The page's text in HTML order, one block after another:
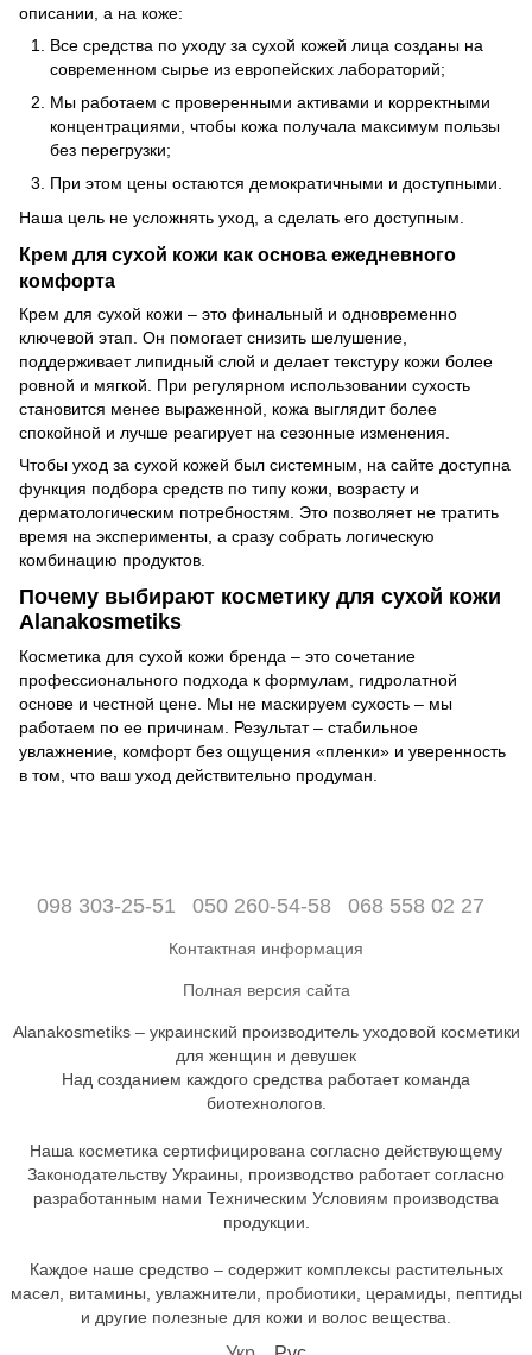
описании, а на коже:
Все средства по уходу за сухой кожей лица созданы на
современном сырье из европейских лабораторий;
Мы работаем с проверенными активами и корректными
концентрациями, чтобы кожа получала максимум пользы
без перегрузки;
При этом цены остаются демократичными и доступными.
Наша цель не усложнять уход, а сделать его доступным.
Крем для сухой кожи как основа ежедневного
комфорта
Крем для сухой кожи – это финальный и одновременно
ключевой этап. Он помогает снизить шелушение,
поддерживает липидный слой и делает текстуру кожи более
ровной и мягкой. При регулярном использовании сухость
становится менее выраженной, кожа выглядит более
спокойной и лучше реагирует на сезонные изменения.
Чтобы уход за сухой кожей был системным, на сайте доступна
функция подбора средств по типу кожи, возрасту и
дерматологическим потребностям. Это позволяет не тратить
время на эксперименты, а сразу собрать логическую
комбинацию продуктов.
Почему выбирают косметику для сухой кожи
Alanakosmetiks
Косметика для сухой кожи бренда – это сочетание
профессионального подхода к формулам, гидролатной
основе и честной цене. Мы не маскируем сухость – мы
работаем по ее причинам. Результат – стабильное
увлажнение, комфорт без ощущения «пленки» и уверенность
в том, что ваш уход действительно продуман.
098 303-25-51 050 260-54-58 068 558 02 27
Контактная информация
Полная версия сайта
Alanakosmetiks – украинский производитель уходовой косметики
для женщин и девушек
Над созданием каждого средства работает команда
биотехнологов.
Наша косметика сертифицирована согласно действующему
Законодательству Украины, производство работает согласно
разработанным нами Техническим Условиям производства
продукции.
Каждое наше средство – содержит комплексы растительных
масел, витамины, увлажнители, пробиотики, церамиды, пептиды
и другие полезные для кожи и волос вещества.